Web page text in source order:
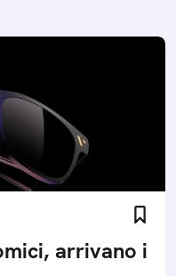
arrivano i